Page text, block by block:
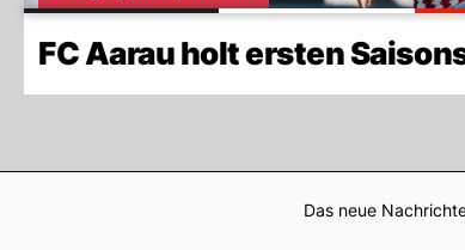
FC Aarau holt ersten
Das neue